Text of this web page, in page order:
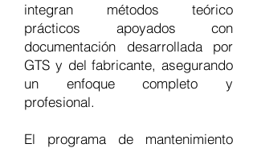
integran métodos teórico
prácticos apoyados con
documentación desarrollada por
GTS y del fabricante, asegurando
un enfoque completo y
profesional.
El programa de mantenimiento